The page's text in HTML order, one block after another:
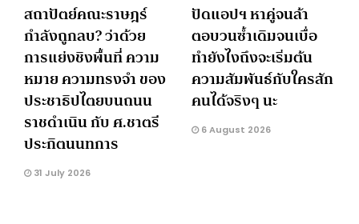
สถาปัตย์คณะราษฎร์
กำลังถูกลบ? ว่าด้วย
การแย่งชิงพื้นที่ ความ
หมาย ความทรงจำ ของ
ประชาธิปไตยบนถนน
ราชดำเนิน กับ ศ.ชาตรี
ประกิตนนทการ
31 July 2026
ปัดแอปฯ หาคู่จนล้า
ตอบวนซ้ำเดิมจนเบื่อ
ทำยังไงถึงจะเริ่มต้น
ความสัมพันธ์กับใครสัก
คนได้จริงๆ นะ
6 August 2026